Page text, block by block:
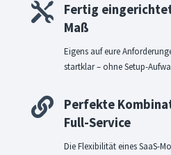

Fertig
Maß
Eigens auf eure
startklar – ohne Setup-

Perfekte
Full-Service
Die Flexibilität eines SaaS-